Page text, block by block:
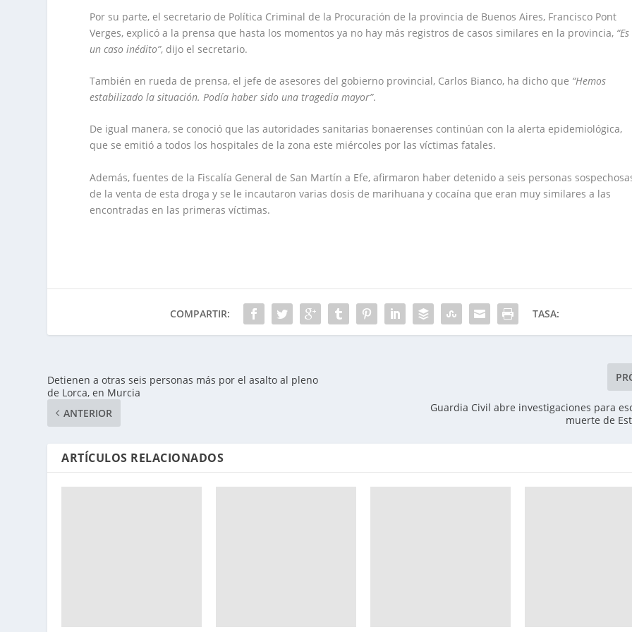
Por su parte, el secretario de Política Criminal de la Procuración de la provincia de Buenos Aires, Francisco Pont
Verges, explicó a la prensa que hasta los momentos ya no hay más registros de casos similares en la provincia, “Es
un caso inédito”, dijo el secretario.
También en rueda de prensa, el jefe de asesores del gobierno provincial, Carlos Bianco, ha dicho que “Hemos
estabilizado la situación. Podía haber sido una tragedia mayor”.
De igual manera, se conoció que las autoridades sanitarias bonaerenses continúan con la alerta epidemiológica,
que se emitió a todos los hospitales de la zona este miércoles por las víctimas fatales.
Además, fuentes de la Fiscalía General de San Martín a Efe, afirmaron haber detenido a seis personas
de la venta de esta droga y se le incautaron varias dosis de marihuana y cocaína que eran muy similares a las
encontradas en las primeras víctimas.
COMPARTIR: TASA:
Detienen a otras seis personas más por el asalto al pleno
de Lorca, en Murcia
ANTERIOR
Guardia Civil abre investigaciones para
muerte de
ARTÍCULOS RELACIONADOS